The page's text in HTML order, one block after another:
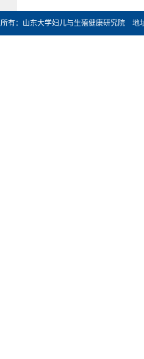
有：山东大学妇儿与生殖健康研究院 地